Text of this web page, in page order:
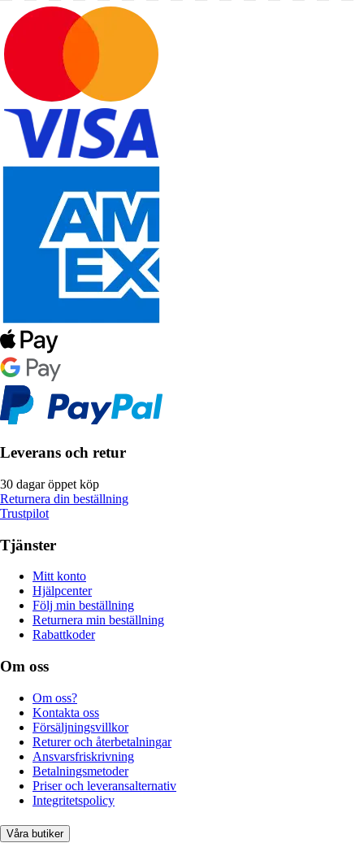
Leverans och retur
30 dagar öppet köp
Returnera din beställning
Trustpilot
Tjänster
Mitt konto
Hjälpcenter
Följ min beställning
Returnera min beställning
Rabattkoder
Om oss
Om oss?
Kontakta oss
Försäljningsvillkor
Returer och återbetalningar
Ansvarsfriskrivning
Betalningsmetoder
Priser och leveransalternativ
Integritetspolicy
Våra butiker